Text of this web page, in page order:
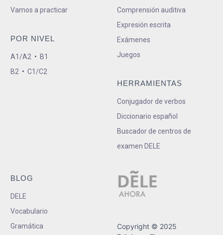
Vamos a practicar
POR NIVEL
A1/A2 • B1
B2 • C1/C2
Comprensión auditiva
Expresión escrita
Exámenes
Juegos
HERRAMIENTAS
Conjugador de verbos
Diccionario español
Buscador de centros de
examen DELE
BLOG
DELE
Vocabulario
Gramática
Copyright © 2025